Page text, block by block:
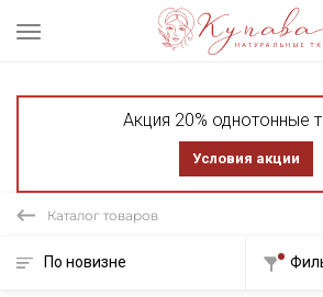
Акция 20% однотонные
Условия акции
Каталог товаров
По новизне